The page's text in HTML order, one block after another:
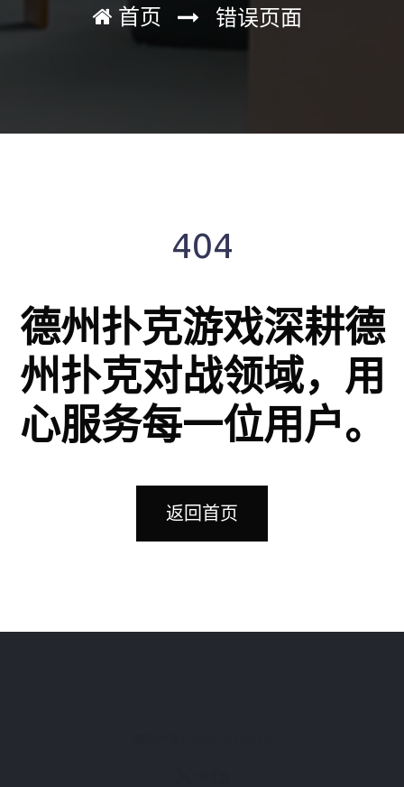
首页 错误页面
404
德州扑克游戏深耕德
州扑克对战领域，用
心服务每一位用户。
返回首页